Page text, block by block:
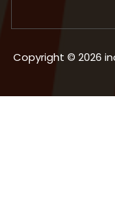
Copyright © 2026